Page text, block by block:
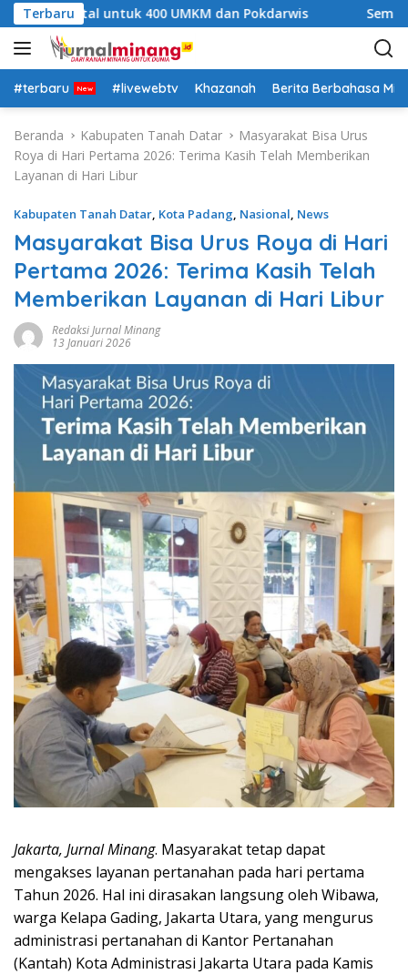
a
g
u
Terbaru
Digital untuk 400 UMKM dan Pokdarwis Semarak
#terbaru #livewebtv Khazanah Berita Berbahasa
Beranda Kabupaten Tanah Datar
Masyarakat Bisa Urus
Roya di Hari Pertama 2026: Terima Kasih Telah Memberikan
Layanan di Hari Libur
Kabupaten Tanah Datar, Kota Padang, Nasional, News
Masyarakat Bisa Urus Roya di Hari
Pertama 2026: Terima Kasih Telah
Memberikan Layanan di Hari Libur
Redaksi Jurnal Minang
13 Januari 2026
Jakarta, Jurnal Minang. Masyarakat tetap dapat
mengakses layanan pertanahan pada hari pertama
Tahun 2026. Hal ini dirasakan langsung oleh Wibawa,
warga Kelapa Gading, Jakarta Utara, yang mengurus
administrasi pertanahan di Kantor Pertanahan
(Kantah) Kota Administrasi Jakarta Utara pada Kamis